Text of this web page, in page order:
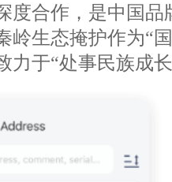
度合作，是中国
岭生态掩护作为“
力于“处事民族成